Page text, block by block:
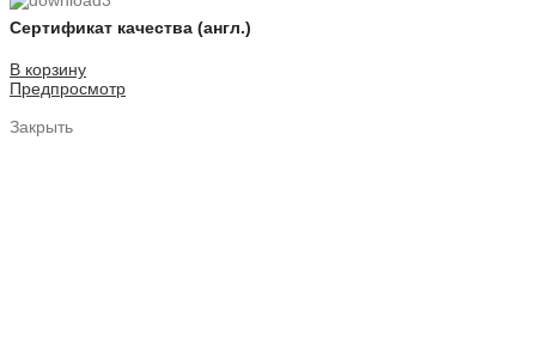
Сертификат качества (англ.)
В корзину
Предпросмотр
Закрыть